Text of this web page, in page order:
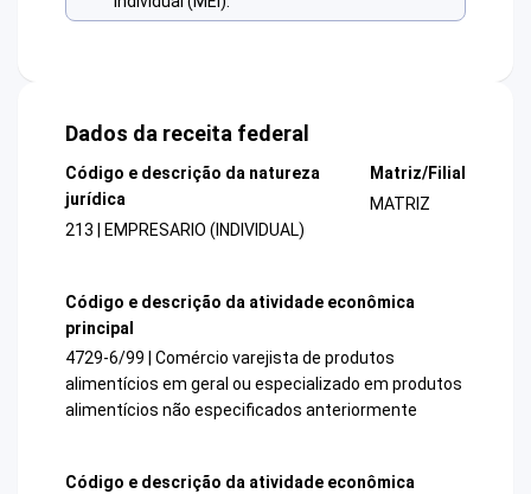
Dados da receita federal
Código e descrição da natureza
jurídica
213 | EMPRESARIO (INDIVIDUAL)
Matriz/Filial
MATRIZ
Código e descrição da atividade econômica
principal
4729-6/99 | Comércio varejista de produtos
alimentícios em geral ou especializado em produtos
alimentícios não especificados anteriormente
Código e descrição da atividade econômica